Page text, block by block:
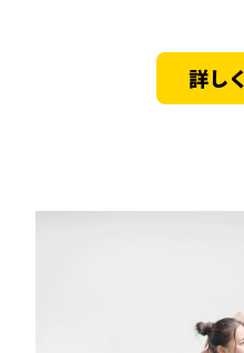
詳し